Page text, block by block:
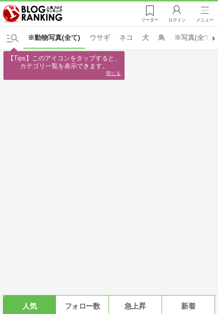
リーダー ログイン メニュー
※動物写真(全て) ※写真(全て)
ウサギ ネコ 犬 鳥
人気 フォロー数 急上昇 新着
【Tips】このアイコンをタップすると、
カテゴリ一覧を表示できます。
閉じる